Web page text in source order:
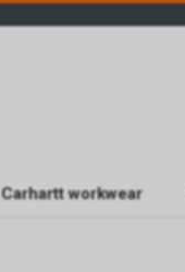
Carhartt workwear